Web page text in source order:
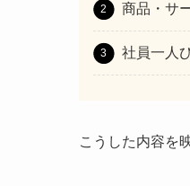
商品・サ
社員一人
こうした内容を